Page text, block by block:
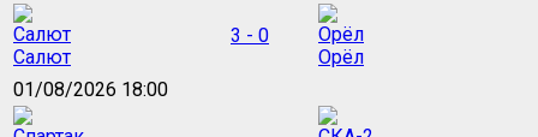
Салют
3 - 0
Орёл
01/08/2026 18:00